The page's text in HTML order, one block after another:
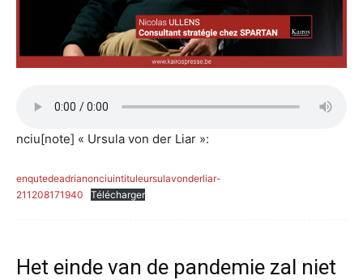
nciu[note] « Ursula von der Liar »:
enqutedeadrianonciuintituleursulavonderliar-
211208171940
Télécharger
Het einde van de pandemie zal niet